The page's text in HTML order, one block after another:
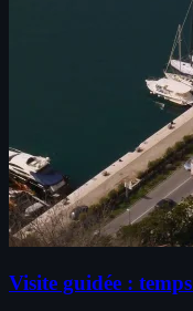
Visite guidée :